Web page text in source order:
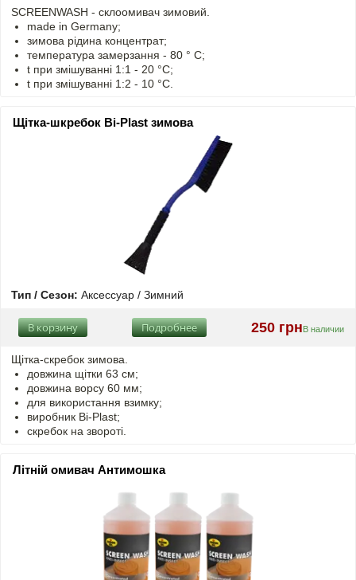
SCREENWASH - cклоомивач зимовий.
made in Germany;
зимова рідина концентрат;
температура замерзання - 80 ° C;
t при змішуванні 1:1 - 20 °C;
t при змішуванні 1:2 - 10 °C.
Щітка-шкребок Bi-Plast зимова
Тип / Сезон: Аксессуар / Зимний
250 грнВ наличии
Подробнее
В корзину
Щітка-скребок зимова.
довжина щітки 63 см;
довжина ворсу 60 мм;
для використання взимку;
виробник Bi-Plast;
скребок на звороті.
Літній омивач Антимошка